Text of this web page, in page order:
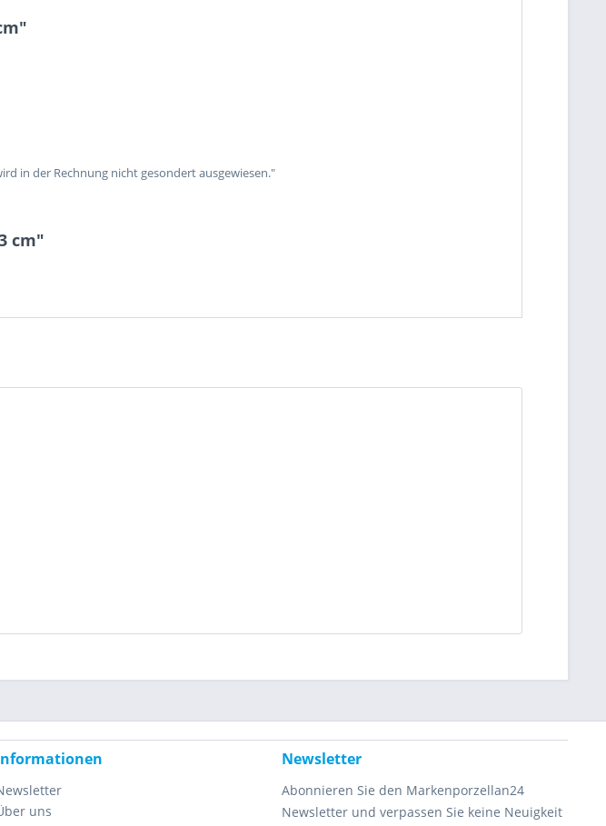
in der Rechnung nicht gesondert ausgewiesen."
cm"
uns
Newsletter
Abonnieren Sie den Markenporzellan24
Newsletter und verpassen Sie keine Neuigkeit